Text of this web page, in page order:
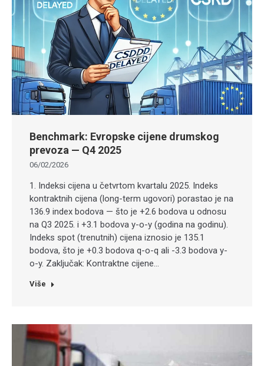
Benchmark: Evropske cijene drumskog
prevoza — Q4 2025
06/02/2026
1. Indeksi cijena u četvrtom kvartalu 2025. Indeks
kontraktnih cijena (long-term ugovori) porastao je na
136.9 index bodova — što je +2.6 bodova u odnosu
na Q3 2025. i +3.1 bodova y-o-y (godina na godinu).
Indeks spot (trenutnih) cijena iznosio je 135.1
bodova, što je +0.3 bodova q-o-q ali -3.3 bodova y-
o-y. Zaključak: Kontraktne cijene…
Više